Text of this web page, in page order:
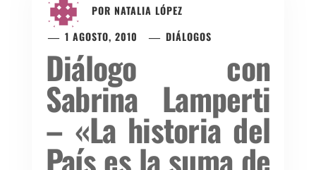
POR NATALIA LÓPEZ
1 AGOSTO, 2010
DIÁLOGOS
Diálogo con
Sabrina Lamperti
– «La historia del
País es la suma de